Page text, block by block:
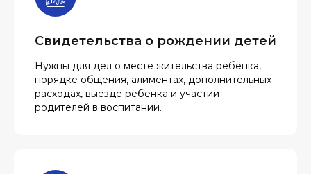
Свидетельства о рождении детей
Нужны для дел о месте жительства ребенка,
порядке общения, алиментах, дополнительных
расходах, выезде ребенка и участии
родителей в воспитании.